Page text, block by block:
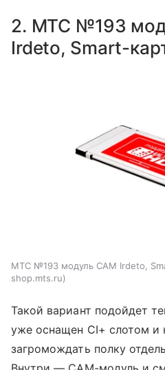
2. МТС №193
Irdeto, Smart-
МТС №193 модуль CAM Irdeto,
shop.mts.ru
Такой вариант подойдет
уже оснащен CI+ слотом и
загромождать полку